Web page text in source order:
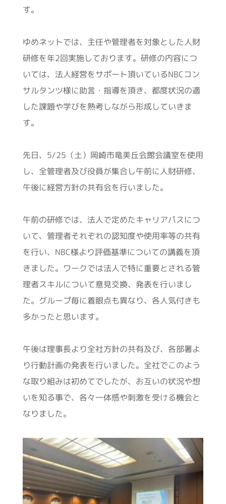
す。
ゆめネットでは、主任や管理者を対象とした人財
研修を年2回実施しております。研修の内容につ
いては、法人経営をサポート頂いているNBCコン
サルタンツ様に助言・指導を頂き、都度状況の適
した課題や学びを熟考しながら形成していきま
す。
先日、5/25（土）岡崎市竜美丘会館会議室を使用
し、全管理者及び役員が集合し午前に人財研修、
午後に経営方針の共有会を行いました。
午前の研修では、法人で定めたキャリアパスにつ
いて、管理者それぞれの認知度や使用率等の共有
を行い、NBC様より評価基準についての講義を頂
きました。ワークでは法人で特に重要とされる管
理者スキルについて意見交換、発表を行いまし
た。グループ毎に着眼点も異なり、各人気付きも
多かったと思います。
午後は理事長より全社方針の共有及び、各部署よ
り行動計画の発表を行いました。全社でこのよう
な取り組みは初めてでしたが、お互いの状況や想
いを知る事で、各々一体感や刺激を受ける機会と
なりました。